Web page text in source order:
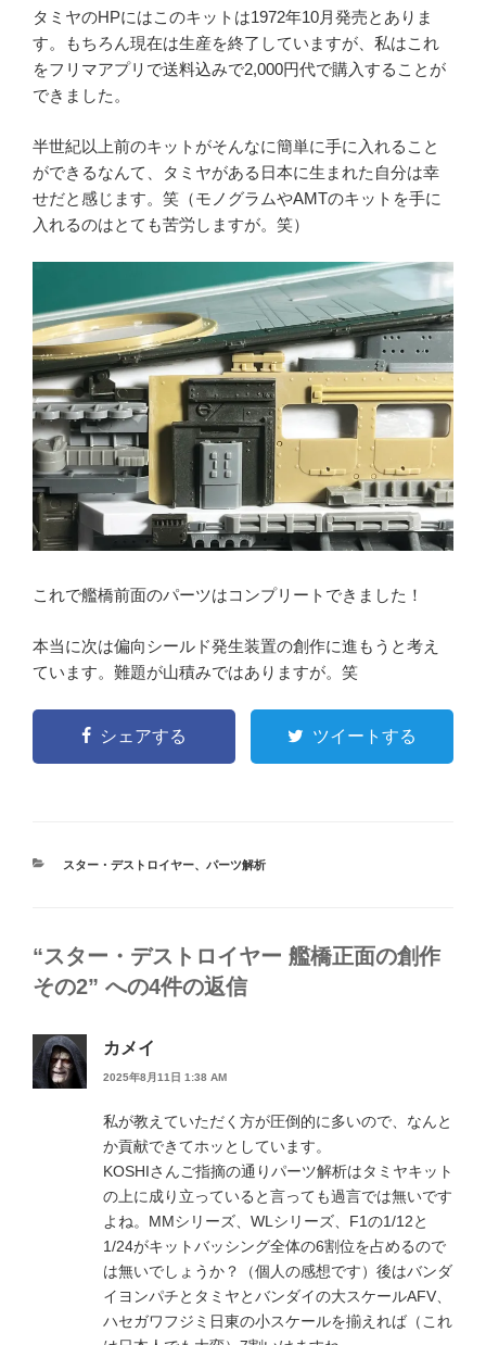
タミヤのHPにはこのキットは1972年10月発売とありま
す。もちろん現在は生産を終了していますが、私はこれ
をフリマアプリで送料込みで2,000円代で購入することが
できました。
半世紀以上前のキットがそんなに簡単に手に入れること
ができるなんて、タミヤがある日本に生まれた自分は幸
せだと感じます。笑（モノグラムやAMTのキットを手に
入れるのはとても苦労しますが。笑）
これで艦橋前面のパーツはコンプリートできました！
本当に次は偏向シールド発生装置の創作に進もうと考え
ています。難題が山積みではありますが。笑
シェアする ツイートする
カ
スター・デストロイヤー、 パーツ解析
“スター・デストロイヤー 艦橋正面の創作
その2” への4件の返信
カメイ
2025年8月11日 1:38 AM
私が教えていただく方が圧倒的に多いので、なんと
か貢献できてホッとしています。
KOSHIさんご指摘の通りパーツ解析はタミヤキット
の上に成り立っていると言っても過言では無いです
よね。MMシリーズ、WLシリーズ、F1の1/12と
1/24がキットバッシング全体の6割位を占めるので
は無いでしょうか？（個人の感想です）後はバンダ
イヨンパチとタミヤとバンダイの大スケールAFV、
ハセガワフジミ日東の小スケールを揃えれば（これ